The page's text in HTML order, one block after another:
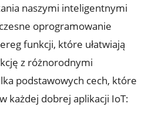
naszymi inteligentnymi
oprogramowanie
funkcji, które ułatwiają
z różnorodnymi
podstawowych cech, które
każdej dobrej aplikacji IoT: